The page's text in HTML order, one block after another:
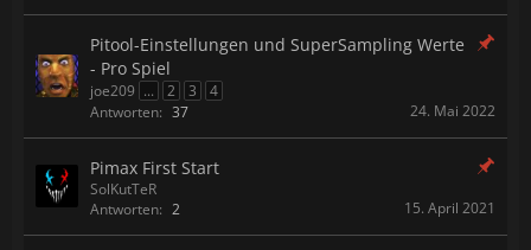
Pitool-Einstellungen und SuperSampling Werte
- Pro Spiel
joe209 ... 2 3
4
Antworten: 37 24. Mai 2022
Pimax First Start
SolKutTeR
Antworten: 2 15. April 2021